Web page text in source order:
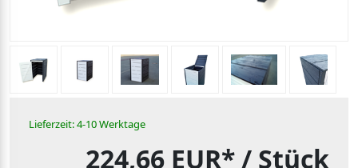
Lieferzeit: 4-10 Werktage
224,66 EUR*/ Stück